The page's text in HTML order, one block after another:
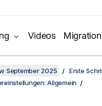
Videos
September 2025 Erste
Allgemein